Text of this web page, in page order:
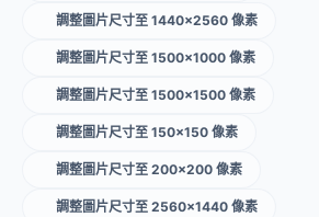
調整圖片尺寸至 1440×2560 像素
調整圖片尺寸至 1500×1000 像素
調整圖片尺寸至 1500×1500 像素
調整圖片尺寸至 150×150 像素
調整圖片尺寸至 200×200 像素
調整圖片尺寸至 2560×1440 像素